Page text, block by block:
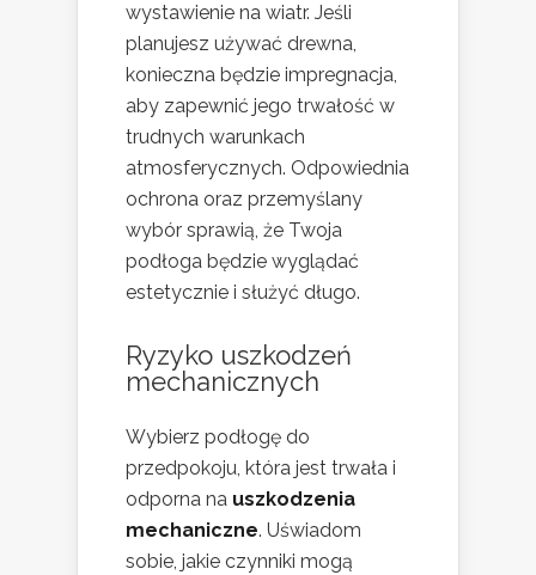
wystawienie na wiatr. Jeśli
planujesz używać drewna,
konieczna będzie impregnacja,
aby zapewnić jego trwałość w
trudnych warunkach
atmosferycznych. Odpowiednia
ochrona oraz przemyślany
wybór sprawią, że Twoja
podłoga będzie wyglądać
estetycznie i służyć długo.
Ryzyko uszkodzeń
mechanicznych
Wybierz podłogę do
przedpokoju, która jest trwała i
odporna na uszkodzenia
mechaniczne. Uświadom
sobie, jakie czynniki mogą